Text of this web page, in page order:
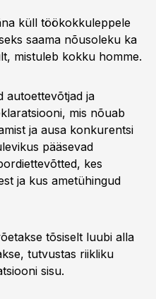
küll töökokkuleppele
saama nõusoleku ka
mistuleb kokku homme.
autoettevõtjad ja
mis nõuab
ja ausa konkurentsi
pääsevad
kes
ja kus ametühingud
tõsiselt luubi alla
tutvustas riikliku
sisu.